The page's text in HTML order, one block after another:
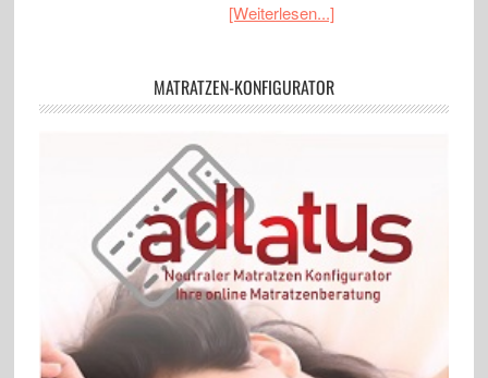
[Weiterlesen...]
MATRATZEN-KONFIGURATOR